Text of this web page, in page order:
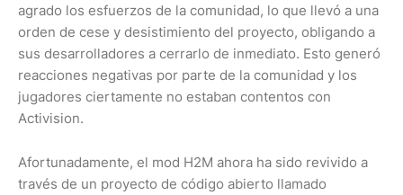
agrado los esfuerzos de la comunidad, lo que llevó a una
orden de cese y desistimiento del proyecto, obligando a
sus desarrolladores a cerrarlo de inmediato. Esto generó
reacciones negativas por parte de la comunidad y los
jugadores ciertamente no estaban contentos con
Activision.
Afortunadamente, el mod H2M ahora ha sido revivido a
través de un proyecto de código abierto llamado